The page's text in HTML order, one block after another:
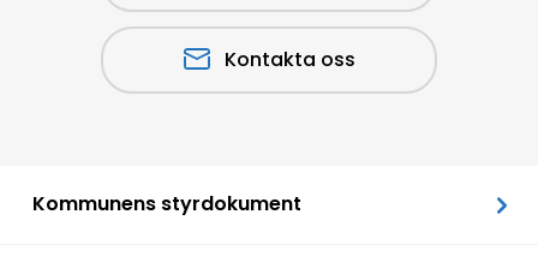
Kontakta oss
Kommunens styrdokument